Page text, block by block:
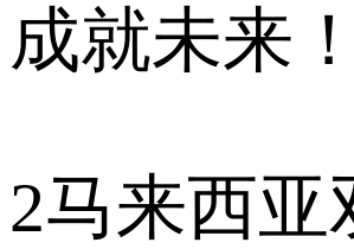
成就未来！
2马来西亚